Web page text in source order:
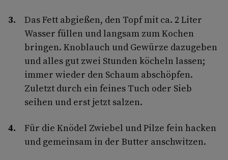
Das Fett abgießen, den Topf mit ca. 2 Liter
Wasser füllen und langsam zum Kochen
bringen. Knoblauch und Gewürze dazugeben
und alles gut zwei Stunden köcheln lassen;
immer wieder den Schaum abschöpfen.
Zuletzt durch ein feines Tuch oder Sieb
seihen und erst jetzt salzen.
Für die Knödel Zwiebel und Pilze fein hacken
und gemeinsam in der Butter anschwitzen.